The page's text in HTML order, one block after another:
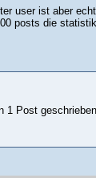
user ist aber
posts die
Post